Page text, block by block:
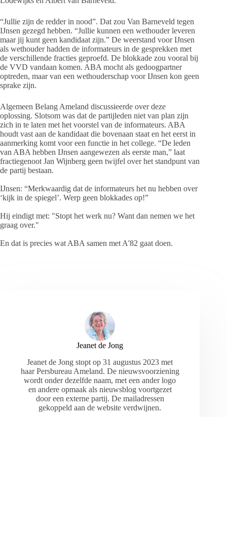
“Jullie zijn de redder in nood”. Dat zou Van Barneveld tegen
IJnsen gezegd hebben. “Jullie kunnen een wethouder leveren
maar jij kunt geen kandidaat zijn.” De weerstand voor IJnsen
als wethouder hadden de informateurs in de gesprekken met
de verschillende fracties geproefd. De blokkade zou vooral bij
de VVD vandaan komen. ABA mocht als gedoogpartner
optreden, maar van een wethouderschap voor IJnsen kon geen
sprake zijn.
Algemeen Belang Ameland discussieerde over deze
oplossing. Slotsom was dat de partijleden niet van plan zijn
zich in te laten met het voorstel van de informateurs. ABA
houdt vast aan de kandidaat die bovenaan staat en het eerst in
aanmerking komt voor een functie in het college. “De leden
van ABA hebben IJnsen aangewezen als eerste man,” laat
fractiegenoot Jan Wijnberg geen twijfel over het standpunt van
de partij bestaan.
IJnsen: “Merkwaardig dat de informateurs het nu hebben over
‘kijk in de spiegel’. Werp geen blokkades op!”
Hij eindigt met: "Stopt het werk nu? Want dan nemen we het
graag over."
En dat is precies wat ABA samen met A'82 gaat doen.
Jeanet de Jong
Jeanet de Jong stopt op 31 augustus 2023 met
haar Persbureau Ameland. De nieuwsvoorziening
wordt onder dezelfde naam, met een ander logo
en andere opmaak als nieuwsblog voortgezet
door een externe partij. De mailadressen
gekoppeld aan de website verdwijnen.